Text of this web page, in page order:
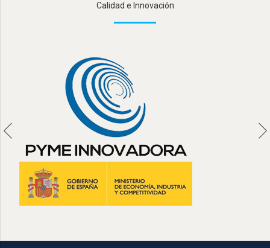
Calidad e Innovación